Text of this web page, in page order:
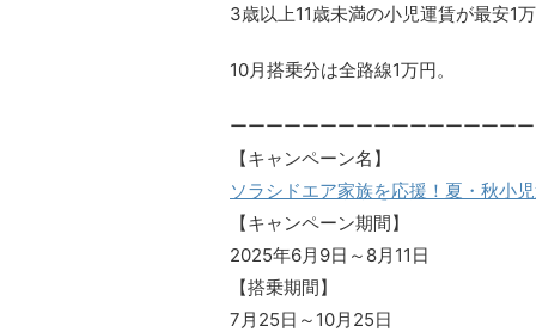
3歳以上11歳未満の小児運賃が最安1
10月搭乗分は全路線1万円。
ーーーーーーーーーーーーーーーー
【キャンペーン名】
ソラシドエア家族を応援！夏・秋小
【キャンペーン期間】
2025年6月9日～8月11日
【搭乗期間】
7月25日～10月25日